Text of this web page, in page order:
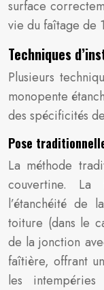
surface
vie du faîtage de
Techniques
Plusieurs
monopente
des spécificités
Pose
La méthode
couvertine. La
l’étanchéité de
toiture (dans le
de la jonction
faîtière, offrant
les